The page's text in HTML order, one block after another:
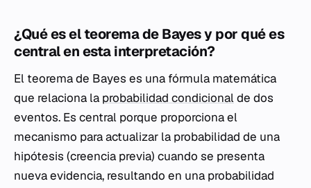
¿Qué es el teorema de Bayes y por qué es
central en esta interpretación?
El teorema de Bayes es una fórmula matemática
que relaciona la probabilidad condicionalde dos
eventos. Es central porque proporciona el
mecanismo para actualizar la probabilidad de una
hipótesis (creencia previa) cuando se presenta
nueva evidencia, resultando en una probabilidad